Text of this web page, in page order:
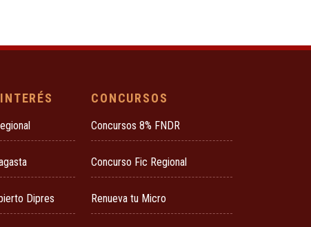
Dipres
CONCURSOS
Concursos 8% FNDR
Concurso Fic Regional
Renueva tu Micro